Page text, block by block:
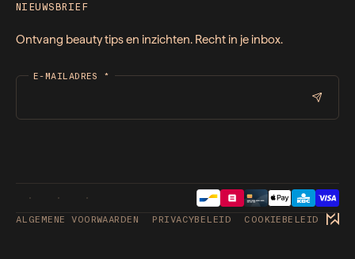
NIEUWSBRIEF
Ontvang beauty tips en inzichten. Recht in je inbox.
E-MAILADRES *
ALGEMENE VOORWAARDEN PRIVACYBELEID COOKIEBELEID